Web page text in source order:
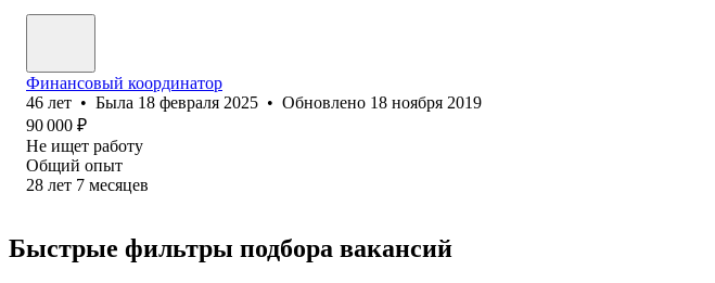
Финансовый координатор
46 лет • Была 18 февраля 2025 • Обновлено 18 ноября 2019
90 000 ₽
Не ищет работу
Общий опыт
28 лет 7 месяцев
Быстрые фильтры подбора вакансий